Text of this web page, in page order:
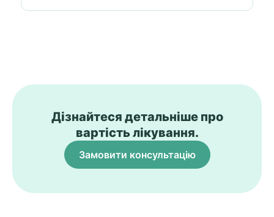
Дізнайтеся детальніше про
вартість лікування.
Замовити консультацію